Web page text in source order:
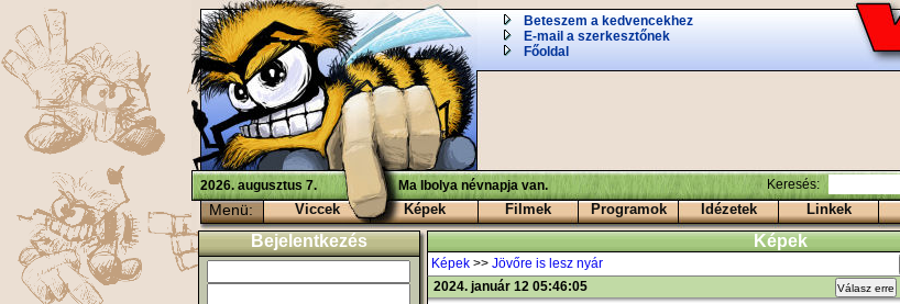
Beteszem a kedvencekhez
E-mail a szerkesztőnek
Főoldal
2026. augusztus 7. Ma Ibolya névnapja van. Keresés:
Menü: Viccek Képek Filmek Programok Idézetek Linkek
Bejelentkezés Képek
Képek>> Jövőre is lesz nyár
2024. január 12 05:46:05 Válasz erre